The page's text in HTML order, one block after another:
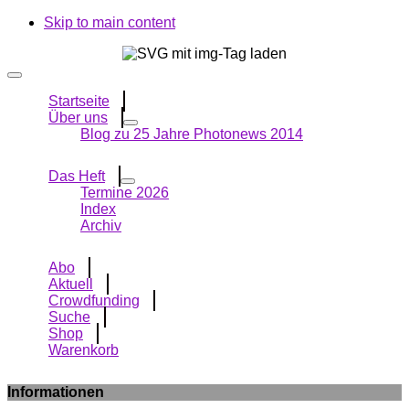
Skip to main content
Startseite
Über uns
Blog zu 25 Jahre Photonews 2014
Das Heft
Termine 2026
Index
Archiv
Abo
Aktuell
Crowdfunding
Suche
Shop
Warenkorb
Informationen